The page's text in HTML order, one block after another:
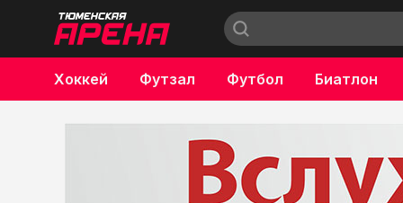
Хоккей Футзал Футбол Биатлон
Бокс